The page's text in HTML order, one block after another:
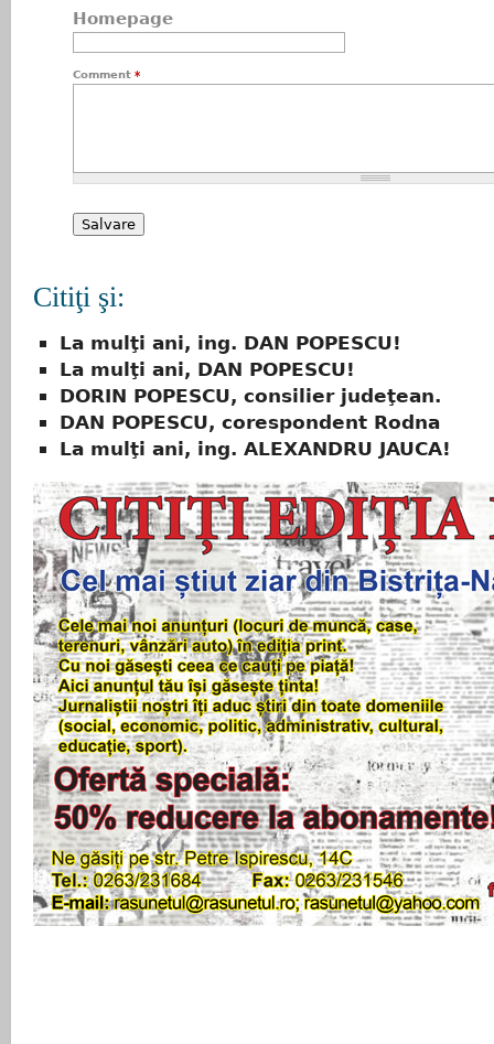
Homepage
Comment *
Citiţi şi:
La mulţi ani, ing. DAN POPESCU!
La mulţi ani, DAN POPESCU!
DORIN POPESCU, consilier judeţean.
DAN POPESCU, corespondent Rodna
La mulţi ani, ing. ALEXANDRU JAUCA!